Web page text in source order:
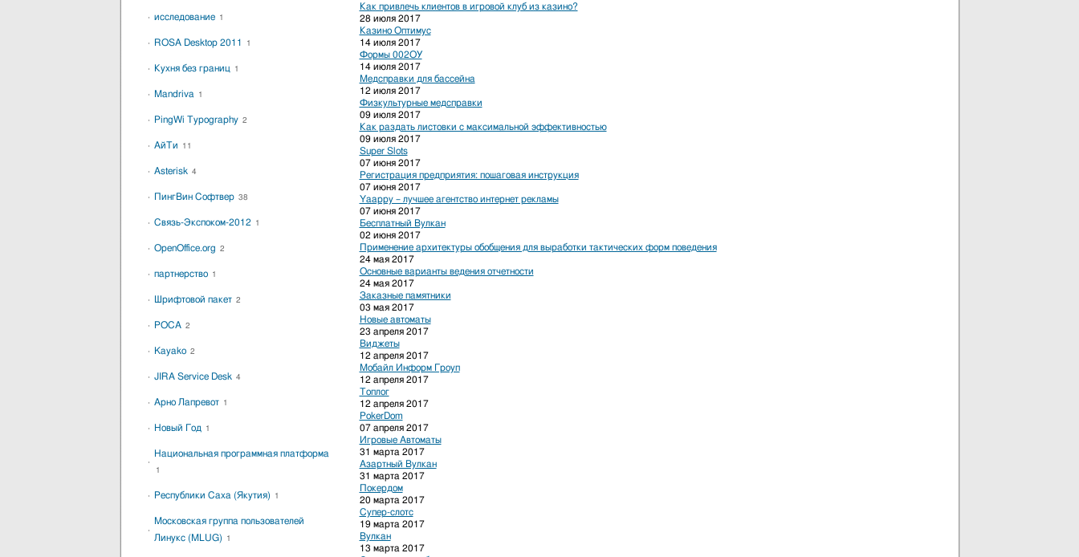
Как привлечь клиентов в игровой клуб из казино?
28 июля 2017
Казино Оптимус
14 июля 2017
Формы 002ОУ
14 июля 2017
Медсправки для бассейна
12 июля 2017
Физкультурные медсправки
09 июля 2017
Как раздать листовки с максимальной эффективностью
09 июля 2017
Super Slots
07 июня 2017
Регистрация предприятия: пошаговая инструкция
07 июня 2017
Yaappy – лучшее агентство интернет рекламы
07 июня 2017
Бесплатный Вулкан
02 июня 2017
Применение архитектуры обобщения для выработки тактических форм поведения
24 мая 2017
Основные варианты ведения отчетности
24 мая 2017
Заказные памятники
03 мая 2017
Новые автоматы
23 апреля 2017
Виджеты
12 апреля 2017
Мобайл Информ Гроуп
12 апреля 2017
Топлог
12 апреля 2017
PokerDom
07 апреля 2017
Игровые Автоматы
31 марта 2017
Азартный Вулкан
31 марта 2017
Покердом
20 марта 2017
Супер-слотс
19 марта 2017
Вулкан
13 марта 2017
исследование 1
ROSA Desktop 2011 1
Кухня без границ 1
Mandriva 1
PingWi Typography 2
АйТи 11
Asterisk 4
ПингВин Софтвер 38
Связь-Экспоком-2012 1
OpenOffice.org 2
партнерство 1
Шрифтовой пакет 2
РОСА 2
Kayako 2
JIRA Service Desk 4
Арно Лапревот 1
Новый Год 1
Национальная программная платформа
1
Республики Саха (Якутия) 1
Московская группа пользователей
Линукс (MLUG)
1